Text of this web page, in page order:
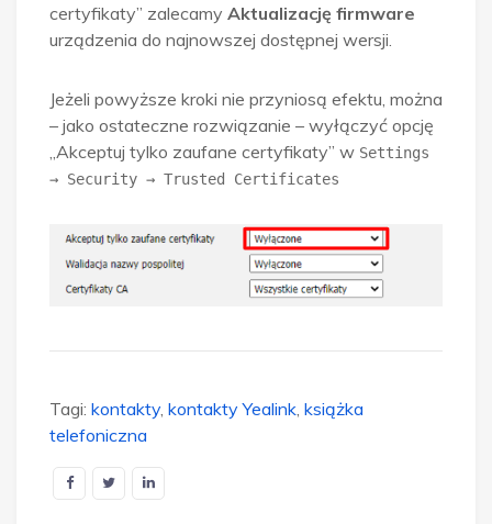
certyfikaty” zalecamy Aktualizację firmware
urządzenia do najnowszej dostępnej wersji.
Jeżeli powyższe kroki nie przyniosą efektu, można
– jako ostateczne rozwiązanie – wyłączyć opcję
„Akceptuj tylko zaufane certyfikaty” w Settings
→ Security → Trusted Certificates
Tagi: kontakty, kontakty Yealink, książka
telefoniczna